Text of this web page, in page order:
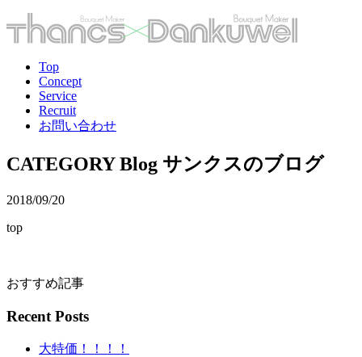
Top
Concept
Service
Recruit
お問い合わせ
CATEGORY Blog サンクスのブログ
2018/09/20
top
おすすめ記事
Recent Posts
大特価！！！！